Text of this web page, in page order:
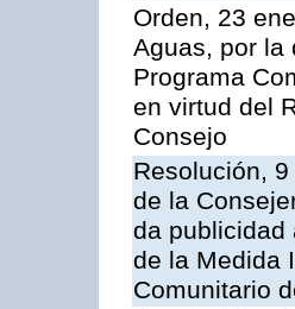
Orden, 23
Aguas, por la
Programa
en virtud del
Consejo
Resolución,
de la
da publicidad
de la Medida
Comunitario